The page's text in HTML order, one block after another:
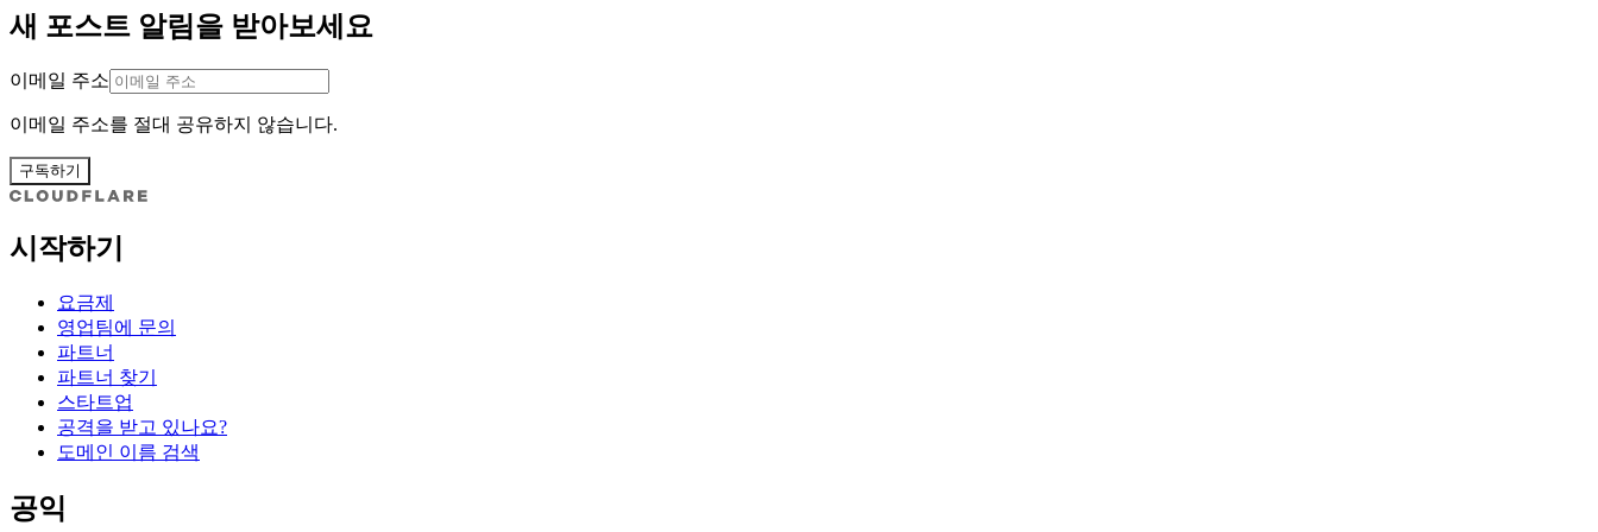
새 포스트 알림을 받아보세요
이메일 주소
이메일 주소를 절대 공유하지 않습니다.
구독하기
시작하기
요금제
영업팀에 문의
파트너
파트너 찾기
스타트업
공격을 받고 있나요?
도메인 이름 검색
공익